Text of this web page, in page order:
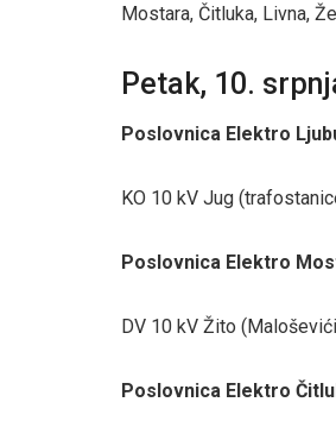
Mostara, Čitluka, Livna,
Petak, 10.
Poslovnica Elektro
KO 10 kV Jug
Poslovnica Elektro
DV 10 kV Žito
Poslovnica Elektro